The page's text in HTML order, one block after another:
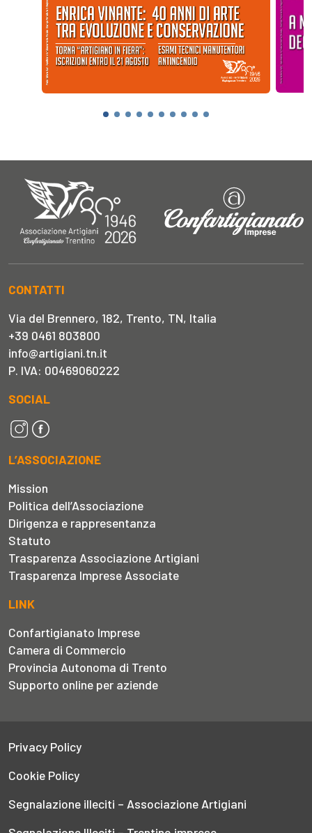
CONTATTI
Via del Brennero, 182, Trento, TN, Italia
+39 0461 803800
info@artigiani.tn.it
P. IVA: 00469060222
SOCIAL
L’ASSOCIAZIONE
Mission
Politica dell’Associazione
Dirigenza e rappresentanza
Statuto
Trasparenza Associazione Artigiani
Trasparenza Imprese Associate
LINK
Confartigianato Imprese
Camera di Commercio
Provincia Autonoma di Trento
Supporto online per aziende
Privacy Policy
Cookie Policy
Segnalazione illeciti – Associazione Artigiani